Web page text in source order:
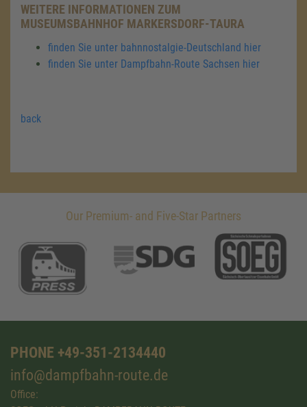
WEITERE INFORMATIONEN ZUM
MUSEUMSBAHNHOF MARKERSDORF-TAURA
finden Sie unter bahnnostalgie-Deutschland hier
finden Sie unter Dampfbahn-Route Sachsen hier
back
Our Premium- and Five-Star Partners
PHONE +49-351-2134440
info@dampfbahn-route.de
Office: